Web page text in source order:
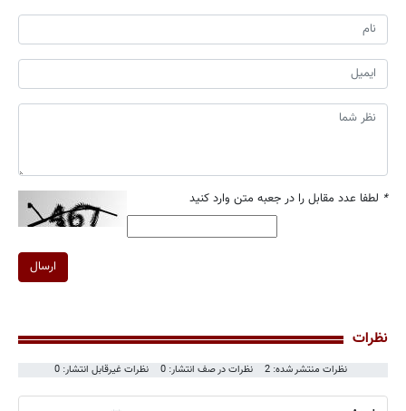
* لطفا عدد مقابل را در جعبه متن وارد کنید
ارسال
نظرات
نظرات منتشر شده: 2 نظرات در صف انتشار: 0 نظرات غیرقابل انتشار: 0